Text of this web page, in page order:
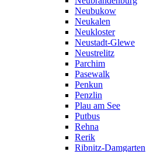
Neubukow
Neukalen
Neukloster
Neustadt-Glewe
Neustrelitz
Parchim
Pasewalk
Penkun
Penzlin
Plau am See
Putbus
Rehna
Rerik
Ribnitz-Damgarten